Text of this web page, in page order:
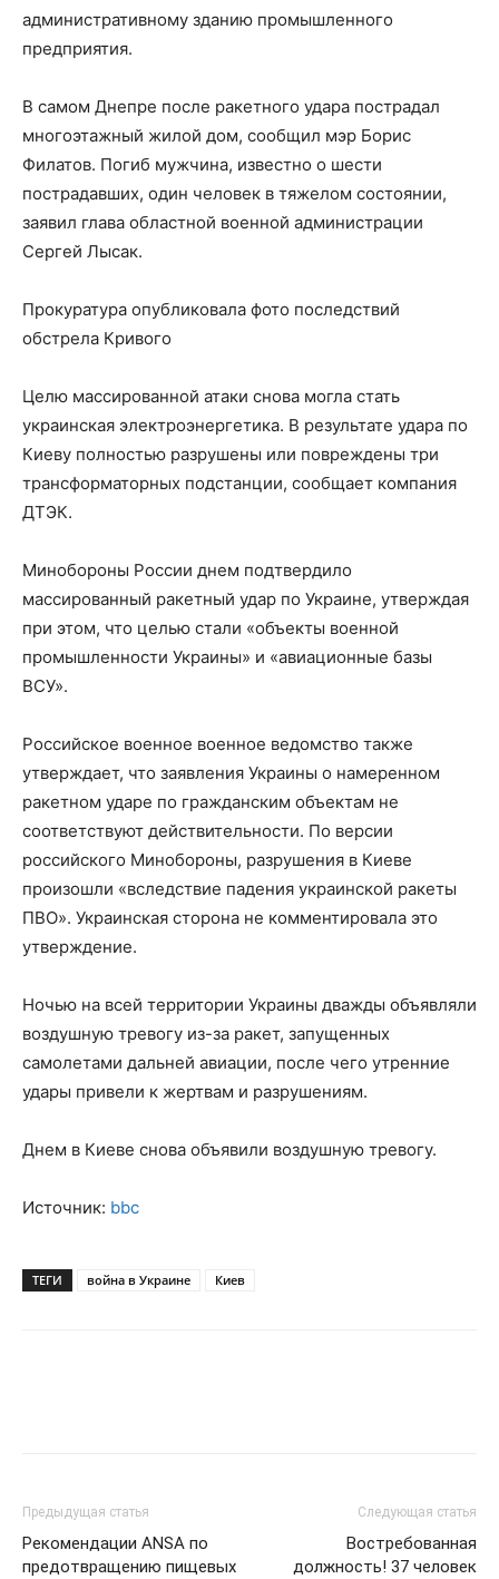
административному зданию промышленного
предприятия.
В самом Днепре после ракетного удара пострадал
многоэтажный жилой дом, сообщил мэр Борис
Филатов. Погиб мужчина, известно о шести
пострадавших, один человек в тяжелом состоянии,
заявил глава областной военной администрации
Сергей Лысак.
Прокуратура опубликовала фото последствий
обстрела Кривого
Целю массированной атаки снова могла стать
украинская электроэнергетика. В результате удара по
Киеву полностью разрушены или повреждены три
трансформаторных подстанции, сообщает компания
ДТЭК.
Минобороны России днем подтвердило
массированный ракетный удар по Украине, утверждая
при этом, что целью стали «объекты военной
промышленности Украины» и «авиационные базы
ВСУ».
Российское военное военное ведомство также
утверждает, что заявления Украины о намеренном
ракетном ударе по гражданским объектам не
соответствуют действительности. По версии
российского Минобороны, разрушения в Киеве
произошли «вследствие падения украинской ракеты
ПВО». Украинская сторона не комментировала это
утверждение.
Ночью на всей территории Украины дважды объявляли
воздушную тревогу из-за ракет, запущенных
самолетами дальней авиации, после чего утренние
удары привели к жертвам и разрушениям.
Днем в Киеве снова объявили воздушную тревогу.
Источник: bbc
ТЕГИ война в Украине Киев
Предыдущая статья
Рекомендации ANSA по
предотвращению пищевых
Следующая статья
Востребованная
должность! 37 человек